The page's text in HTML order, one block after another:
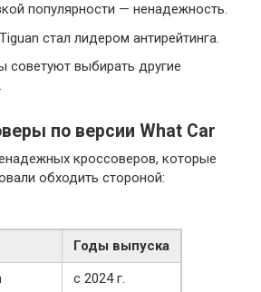
популярности — ненадежность.
стал лидером антирейтинга.
советуют выбирать другие
по версии What Car
кроссоверов, которые
обходить стороной:
Годы выпуска
с 2024 г.